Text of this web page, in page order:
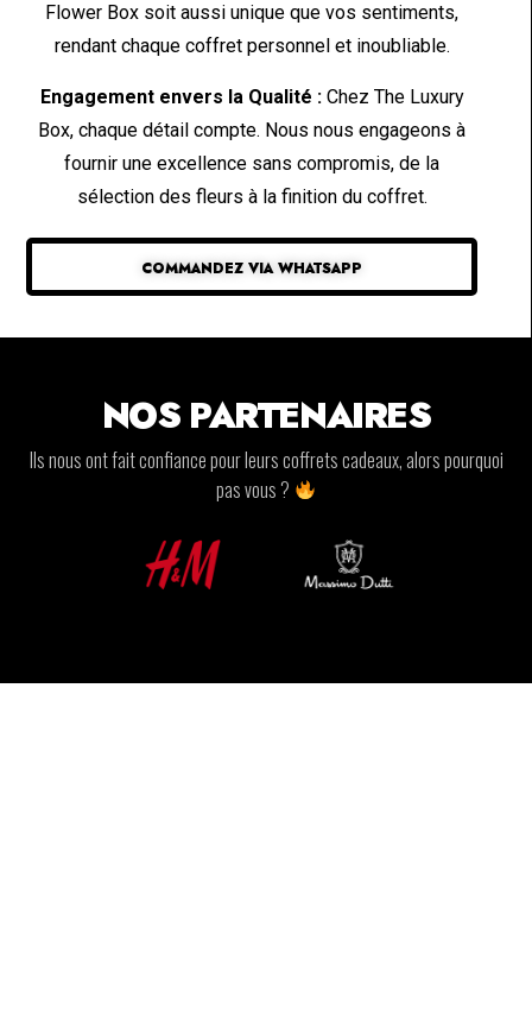
Flower Box soit aussi unique que vos sentiments,
rendant chaque coffret personnel et inoubliable.
Engagement envers la Qualité :Chez The Luxury
Box, chaque détail compte. Nous nous engageons à
fournir une excellence sans compromis, de la
sélection des fleurs à la finition du coffret.
COMMANDEZ VIA WHATSAPP
NOS PARTENAIRES
Ils nous ont fait confiance pour leurs coffrets cadeaux, alors pourquoi
pas vous ?